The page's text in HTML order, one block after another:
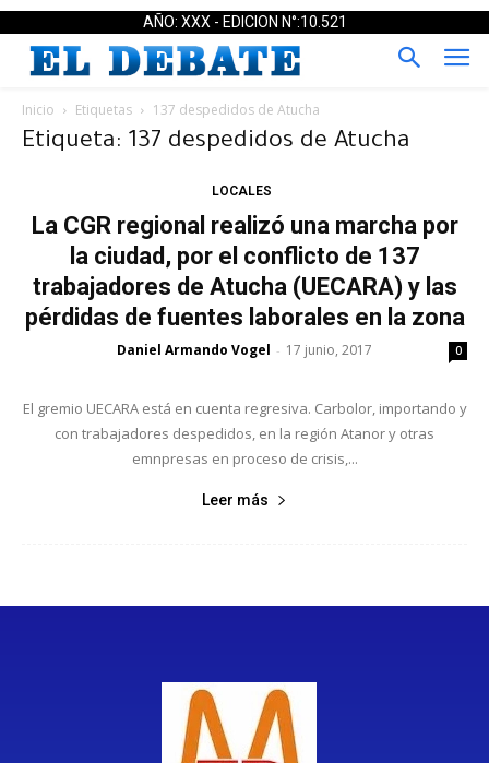
AÑO: XXX - EDICION N°:10.521
Inicio Etiquetas 137 despedidos de Atucha
Etiqueta: 137 despedidos de Atucha
LOCALES
La CGR regional realizó una marcha por
la ciudad, por el conflicto de 137
trabajadores de Atucha (UECARA) y las
pérdidas de fuentes laborales en la zona
Daniel Armando Vogel - 17 junio, 2017 0
El gremio UECARA está en cuenta regresiva. Carbolor, importando y
con trabajadores despedidos, en la región Atanor y otras
emnpresas en proceso de crisis,...
Leer más